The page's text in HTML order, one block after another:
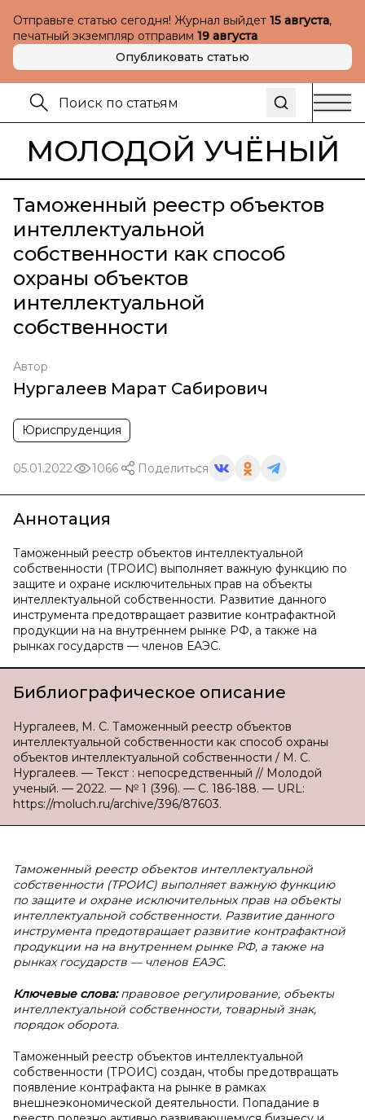
Отправьте статью сегодня! Журнал выйдет 15 августа,
печатный экземпляр отправим 19 августа
Опубликовать статью
МОЛОДОЙ УЧЁНЫЙ
Таможенный реестр объектов
интеллектуальной
собственности как способ
охраны объектов
интеллектуальной
собственности
Автор
Нургалеев Марат Сабирович
Юриспруденция
05.01.2022 1066 Поделиться
Аннотация
Таможенный реестр объектов интеллектуальной
собственности (ТРОИС) выполняет важную функцию по
защите и охране исключительных прав на объекты
интеллектуальной собственности. Развитие данного
инструмента предотвращает развитие контрафактной
продукции на на внутреннем рынке РФ, а также на
рынках государств — членов ЕАЭС.
Библиографическое описание
Нургалеев, М. С. Таможенный реестр объектов
интеллектуальной собственности как способ охраны
объектов интеллектуальной собственности / М. С.
Нургалеев. — Текст : непосредственный // Молодой
ученый. — 2022. — № 1 (396). — С. 186-188. — URL:
https://moluch.ru/archive/396/87603.
Таможенный реестр объектов интеллектуальной
собственности (ТРОИС) выполняет важную функцию
по защите и охране исключительных прав на объекты
интеллектуальной собственности. Развитие данного
инструмента предотвращает развитие контрафактной
продукции на на внутреннем рынке РФ, а также на
рынках государств — членов ЕАЭС.
Ключевые слова:правовое регулирование, объекты
интеллектуальной собственности, товарный знак,
порядок оборота.
Таможенный реестр объектов интеллектуальной
собственности (ТРОИС) создан, чтобы предотвращать
появление контрафакта на рынке в рамках
внешнеэкономической деятельности. Попадание в